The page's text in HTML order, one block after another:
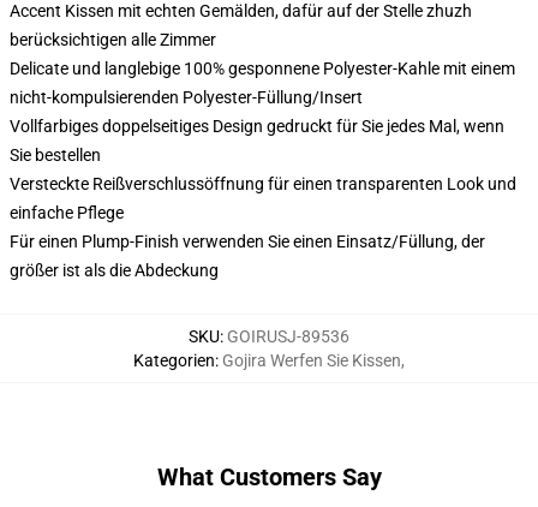
Accent Kissen mit echten Gemälden, dafür auf der Stelle zhuzh
berücksichtigen alle Zimmer
Delicate und langlebige 100% gesponnene Polyester-Kahle mit einem
nicht-kompulsierenden Polyester-Füllung/Insert
Vollfarbiges doppelseitiges Design gedruckt für Sie jedes Mal, wenn
Sie bestellen
Versteckte Reißverschlussöffnung für einen transparenten Look und
einfache Pflege
Für einen Plump-Finish verwenden Sie einen Einsatz/Füllung, der
größer ist als die Abdeckung
SKU: GOIRUSJ-89536
Kategorien: Gojira Werfen Sie Kissen,
What Customers Say